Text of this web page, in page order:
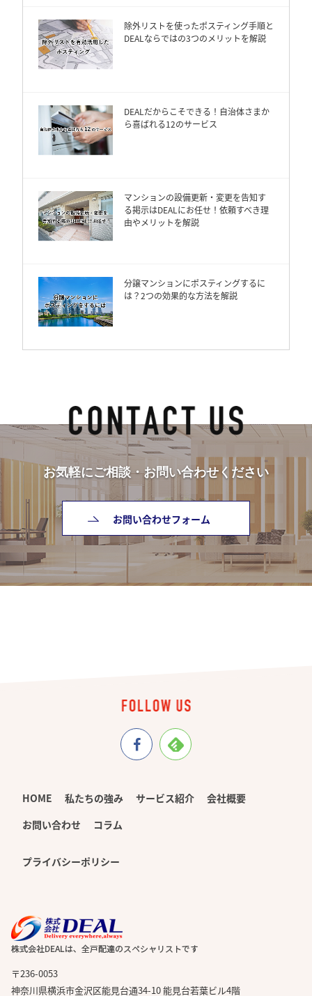
除外リストを使ったポスティング手順と
DEALならではの3つのメリットを解説
DEALだからこそできる！自治体さまか
ら喜ばれる12のサービス
マンションの設備更新・変更を告知す
る掲示はDEALにお任せ！依頼すべき理
由やメリットを解説
分譲マンションにポスティングするに
は？2つの効果的な方法を解説
お気軽にご相談・お問い合わせください
お問い合わせフォーム
HOME 私たちの強み サービス紹介
会社概要
お問い合わせ
コラム
プライバシーポリシー
〒236-0053
神奈川県横浜市金沢区能見台通34-10 能見台若葉ビル4階